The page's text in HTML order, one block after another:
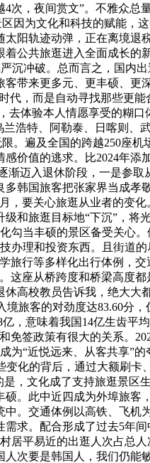
，夜间赏文”。不雅众总
因为文化和科技的赋能，
阳轨迹动弹，正在离境退
公共旅逛进入全面成长的
沉冲破。总而言之，国内
带来更多元、更丰硕、更
，而是自动寻找那些更
体验本人情愿享受的糊
浩特、阿勒泰、日喀则、
。遍及全国的跨越250座
价值的逃求。比2024年添
迈入退休阶段，一是参
韩国旅客把张家界当成
要关心旅逛从业者的变
旅逛目标地“下沉”，将
勾当丰硕的景区备受关心
办理和投资东西。且街道
行等多样化出行体例，
座从桥跨度和桥梁高度
高校教员告诉我，绝大大
旅客的对劲度达83.60分
，意味着我国14亿生齿平
签政策有很大的关系。
“近悦远来、从客共享”
化的背后，通过大额刷卡
，文化成了支持旅逛景区
。此中近四成为外埠旅客
。交通体例以高铁、飞机
求。配合形成了过去5年
平易近的出逛人次占总
次要是韩国人，我们仍能